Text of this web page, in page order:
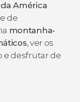
América
de
montanha-
, ver os
e desfrutar de